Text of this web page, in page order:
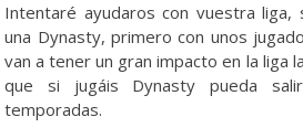
Intentaré ayudaros con vuestra liga,
una Dynasty, primero con unos
van a tener un gran impacto en la liga
que si jugáis Dynasty pueda
temporadas.